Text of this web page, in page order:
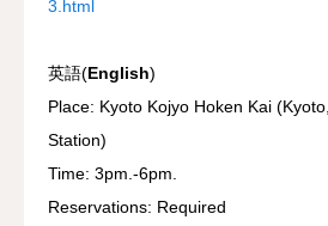
3.html
英語(English)
Place: Kyoto Kojyo Hoken Kai
Station)
Time: 3pm.-6pm.
Reservations: Required